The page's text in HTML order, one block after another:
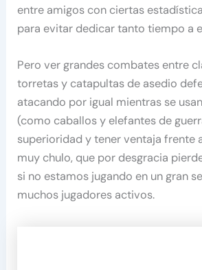
entre amigos con ciertas
para evitar dedicar tanto tiempo a
Pero ver grandes combates entre
torretas y catapultas de asedio
atacando por igual mientras se
(como caballos y elefantes de
superioridad y tener ventaja frente
muy chulo, que por desgracia
si no estamos jugando en un gran
muchos jugadores activos.